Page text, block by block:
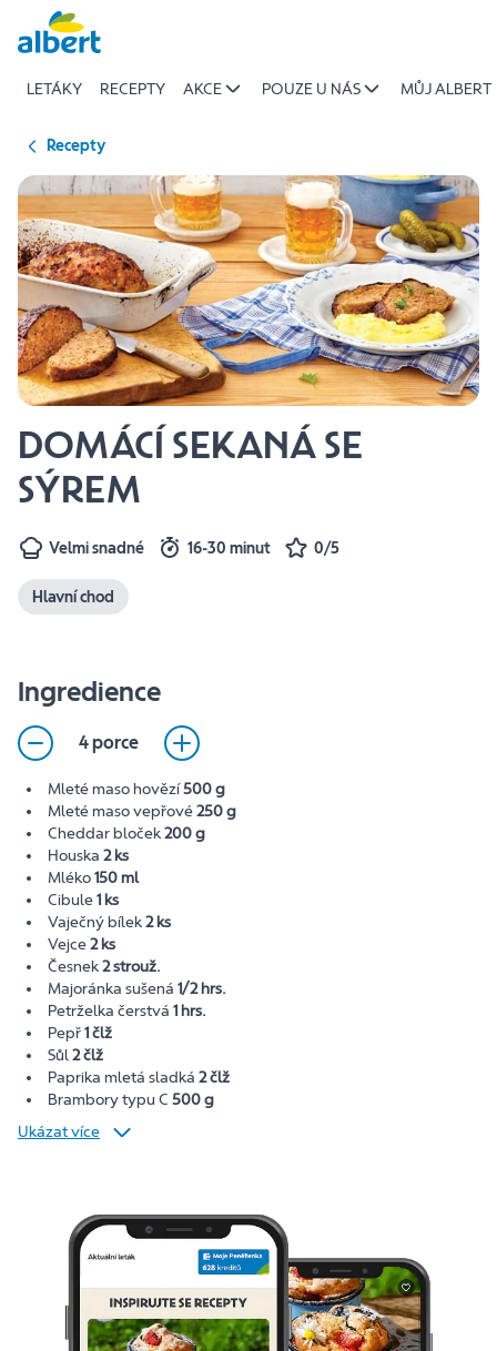
Přeskočit
LETÁKY RECEPTY AKCE POUZE U NÁS MŮJ ALBERT
Recepty
DOMÁCÍ SEKANÁ SE
SÝREM
Velmi snadné 16-30 minut 0/5
Hlavní chod
Ingredience
4 porce
Mleté maso hovězí500 g
Mleté maso vepřové250 g
Cheddar bloček200 g
Houska 2 ks
Mléko150 ml
Cibule1 ks
Vaječný bílek2 ks
Vejce2 ks
Česnek2 strouž.
Majoránka sušená 1/2 hrs.
Petrželka čerstvá 1 hrs.
Pepř1 člž
Sůl2 člž
Paprika mletá sladká 2 člž
Brambory typu C 500 g
Ukázat více